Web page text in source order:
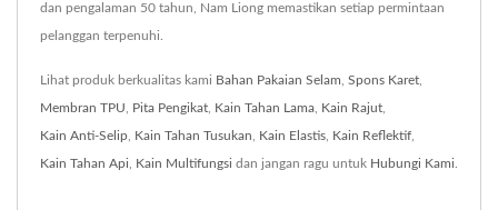
dan pengalaman 50 tahun, Nam Liong memastikan setiap permintaan
pelanggan terpenuhi.
Lihat produk berkualitas kami Bahan Pakaian Selam Spons Karet
Membran TPU Pita Pengikat Kain Tahan Lama Kain Rajut
Kain Anti-Selip Kain Tahan Tusukan Kain Elastis Kain Reflektif
Kain Tahan Api Kain Multifungsi dan jangan ragu untuk Hubungi Kami